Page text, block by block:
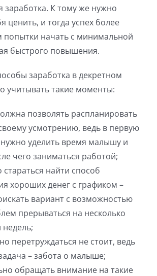
заработка. К тому же нужно
ценить, и тогда успех более
попытки начать с минимальной
быстрого повышения.
заработка в декретном
учитывать такие моменты:
позволять распланировать
усмотрению, ведь в первую
уделить время малышу и
чего заниматься работой;
найти способ
хороших денег с графиком –
вариант с возможностью
прерываться на несколько
перетруждаться не стоит, ведь
– забота о малыше;
обращать внимание на такие